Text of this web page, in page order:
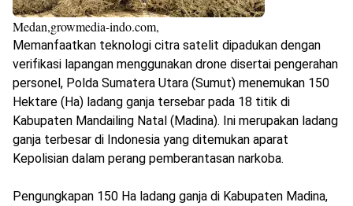
Medan,growmedia-indo.com,
Memanfaatkan teknologi citra satelit dipadukan dengan
verifikasi lapangan menggunakan drone disertai pengerahan
personel, Polda Sumatera Utara (Sumut) menemukan 150
Hektare (Ha) ladang ganja tersebar pada 18 titik di
Kabupaten Mandailing Natal (Madina). Ini merupakan ladang
ganja terbesar di Indonesia yang ditemukan aparat
Kepolisian dalam perang pemberantasan narkoba.
Pengungkapan 150 Ha ladang ganja di Kabupaten Madina,